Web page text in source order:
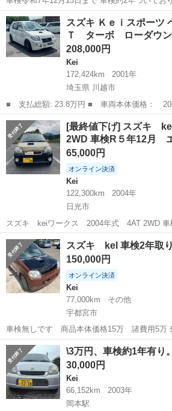
ます ブーストも問題なくかかります。 クラッ
クラッチの滑り等はありません。 ブレーキパッド、ローターともまだ
まだ大丈夫です。 ...
栃木 宇都宮市 東武宇都宮駅
スズキ Ｋｅｉスポーツ
Ｔ ターボ ローダウ
208,000円
Kei
172,424km
2001年
埼玉県 川越市
■ 支払総額: 23.8万円 ■ 車両本体価格： 208,000 円 ■ メーカー
名： スズキ ■ 車種名： Ｋｅｉスポーツ
スグレード ＡＴ ターボ ローダウン キ
660cc ...
埼玉 川越市 Kei
[最終値下げ] スズキ
2WD 車検R５年12月
65,000円
オンライン決済
Kei
122,300km
2004年
日光市
スズキ keiワークス 2004年式 4AT 2WD 車
なし、走行122,300km 2021年８月に中古車販
購入。 この２年間でのトラブルは、エンジン
栃木 日光市 Kei エイジング
スズキ kel 車検2年
150,000円
オンライン決済
Kei
77,000km
その他
宇都宮市
車検無しです 商品本体価格15万 諸費用5万
ります 内装は、年式相当です 距離 77000キ
外マフラー 社外アルミ 社外ナビ 社外ツイー
せ下さい
栃木 宇都宮市 Kei 有り
\3万円、車検約1年有り。
30,000円
Kei
66,152km
2003年
岡本駅